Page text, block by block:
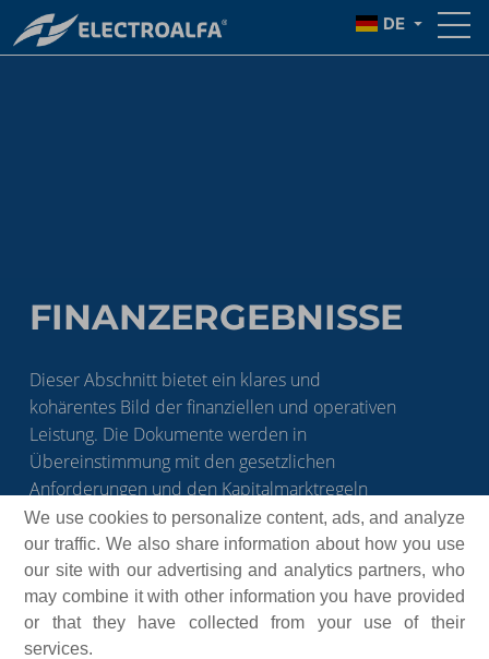
We use cookies to personalize content, ads, and analyze
our traffic. We also share information about how you use
our site with our advertising and analytics partners, who
may combine it with other information you have provided
or that they have collected from your use of their
services.
DE
FINANZERGEBNISSE
Dieser Abschnitt bietet ein klares und
kohärentes Bild der finanziellen und operativen
Leistung. Die Dokumente werden in
Übereinstimmung mit den gesetzlichen
Anforderungen und den Kapitalmarktregeln
veröffentlicht.